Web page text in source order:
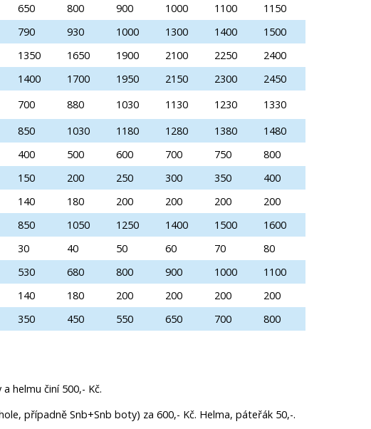
650 800 900 1000 1100
1150
790 930 1000 1300 1400
1500
1350 1650 1900 2100 2250
2400
1400 1700 1950 2150 2300
2450
700 880 1030 1130 1230
1330
850 1030 1180 1280 1380
1480
400 500 600 700 750
800
150 200 250 300 350
400
140 180 200 200 200
200
850 1050 1250 1400 1500
1600
30 40 50 60 70
80
530 680 800 900 1000
1100
140 180 200 200 200
200
350 450 550 650 700 800
helmu činí 500,- Kč.
případně Snb+Snb boty) za 600,- Kč. Helma, páteřák 50,-.